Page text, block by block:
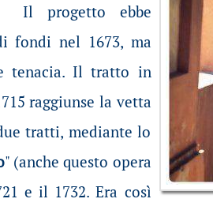
Il progetto ebbe
fondi nel 1673, ma
tenacia. Il tratto in
raggiunse la vetta
tratti, mediante lo
" (anche questo opera
e il 1732. Era così